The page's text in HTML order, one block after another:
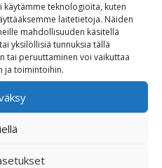
käytämme teknologioita, kuten
laitetietoja. Näiden
mahdollisuuden käsitellä
yksilöllisiä tunnuksia tällä
tai peruuttaminen voi vaikuttaa
ja toimintoihin.